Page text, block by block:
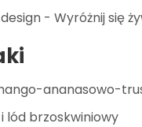
- Wyróżnij się
ananasowo-
lód brzoskwiniowy